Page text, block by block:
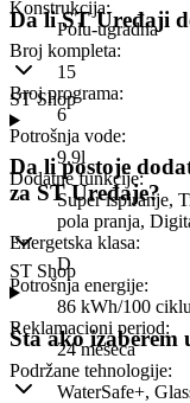
Konstrukcija:
Polu-ugradna
Broj kompleta:
15
Broj programa:
6
Potrošnja vode:
9.9l
Dodatne funkcije:
Super ispiranje,
pola pranja,
Energetska klasa:
D
Potrošnja energije:
86 kWh/100
Reklamacioni period:
24 meseca
Podržane tehnologije:
WaterSafe+,
Da li ST Uređaji
ST Shop
Da li postoje
za ST Uređaje?
ST Shop
Šta ako izaberem